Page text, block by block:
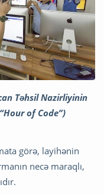
Təhsil Nazirliyinin
of Code”)
görə, layihənin
necə maraqlı,